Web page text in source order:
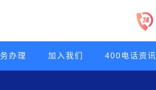
办理 加入我们 400电话资讯